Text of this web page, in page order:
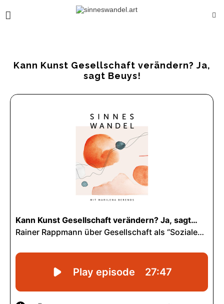
Kann Kunst Gesellschaft verändern? Ja,
sagt Beuys!